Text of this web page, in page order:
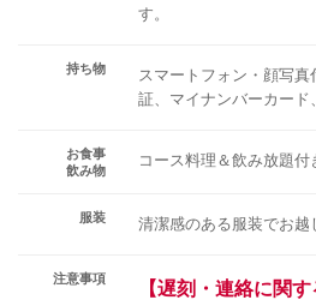
す。
持ち物
スマートフォン・顔写
証、マイナンバーカード
お食事
飲み物
コース料理＆飲み放題付
服装 清潔感のある服装でお越
注意事項 【遅刻・連絡に関す